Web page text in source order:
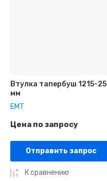
Втулка тапербуш 1215-25
мм
EMT
Цена по запросу
Отправить запрос
К сравнению